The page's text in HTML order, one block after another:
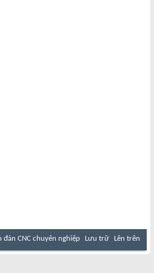
đàn CNC chuyên nghiệp Lưu trữ Lên trên